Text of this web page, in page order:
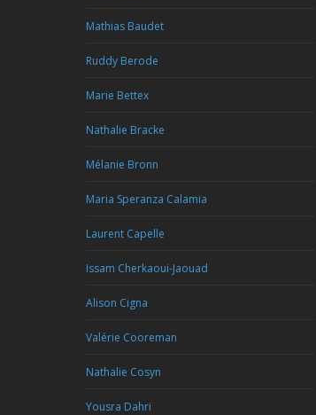
Mathias Baudet
Ruddy Berode
Marie Bettex
Nathalie Bracke
Mélanie Bronn
Maria Speranza Calamia
Laurent Capelle
Issam Cherkaoui-Jaouad
Alison Cigna
Valérie Cooreman
Nathalie Cosyn
Yousra Dahri